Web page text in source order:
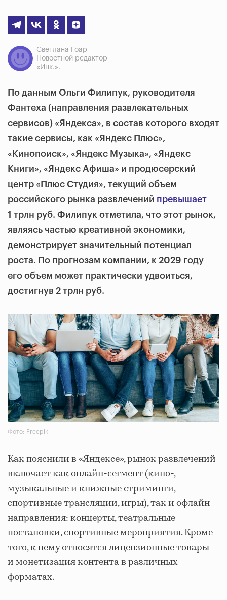
Светлана Гоар
Новостной редактор
«Инк.».
По данным Ольги Филипук, руководителя
Фантеха (направления развлекательных
сервисов) «Яндекса», в состав которого входят
такие сервисы, как «Яндекс Плюс»,
«Кинопоиск», «Яндекс Музыка», «Яндекс
Книги», «Яндекс Афиша» и продюсерский
центр «Плюс Студия», текущий объем
российского рынка развлечений превышает
1 трлн руб. Филипук отметила, что этот рынок,
являясь частью креативной экономики,
демонстрирует значительный потенциал
роста. По прогнозам компании, к 2029 году
его объем может практически удвоиться,
достигнув 2 трлн руб.
Фото: Freepik
Как пояснили в «Яндексе», рынок развлечений
включает как онлайн-сегмент (кино-,
музыкальные и книжные стриминги,
спортивные трансляции, игры), так и офлайн-
направления: концерты, театральные
постановки, спортивные мероприятия. Кроме
того, к нему относятся лицензионные товары
и монетизация контента в различных
форматах.